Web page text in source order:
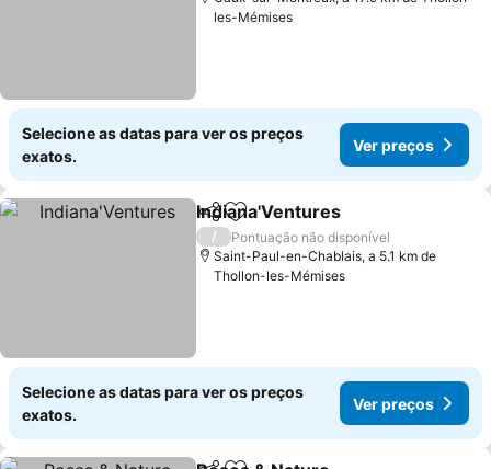
les-Mémises
Selecione as datas para ver os preços
exatos.
Ver preços
PartilharAdicionar aos favoritos
Indiana'Ventures
/
Pontuação não disponível
Saint-Paul-en-Chablais, a 5.1 km de
Thollon-les-Mémises
Selecione as datas para ver os preços
exatos.
Ver preços